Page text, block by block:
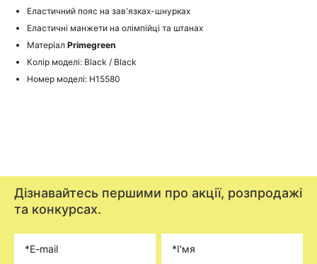
Еластичний пояс на зав'язках-шнурках
Еластичні манжети на олімпійці та штанах
Матеріал Primegreen
Колір моделі: Black / Black
Номер моделі: H15580
Дізнавайтесь першими про акції, розпродажі
та конкурсах.